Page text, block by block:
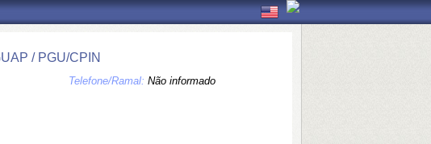
/ PGU/CPIN
Telefone/Ramal: Não informado